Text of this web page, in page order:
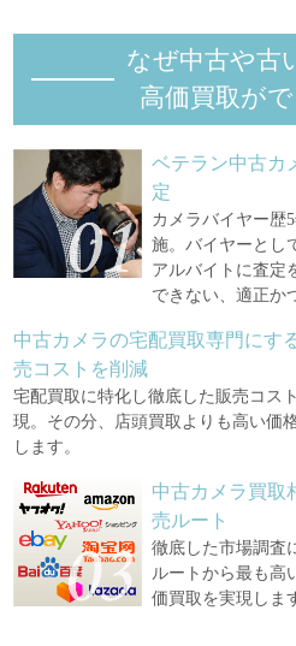
なぜ中古や古
高価買取が
ベテラン中古カ
定
カメラバイヤー歴
施。バイヤーとし
アルバイトに査定
できない、適正か
中古カメラの宅配買取専門にす
売コストを削減
宅配買取に特化し徹底した販売コス
現。その分、店頭買取よりも高い価
します。
中古カメラ買取
売ルート
徹底した市場調査
ルートから最も高
価買取を実現しま